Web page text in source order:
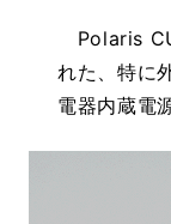
Polaris
れた、特に
電器内蔵電